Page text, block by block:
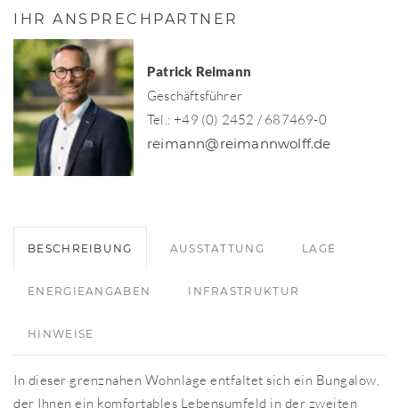
IHR ANSPRECHPARTNER
Patrick Reimann
Geschäftsführer
Tel.: +49 (0) 2452 / 687469-0
reimann@reimannwolff.de
BESCHREIBUNG AUSSTATTUNG LAGE
ENERGIEANGABEN INFRASTRUKTUR
HINWEISE
In dieser grenznahen Wohnlage entfaltet sich ein Bungalow,
der Ihnen ein komfortables Lebensumfeld in der zweiten